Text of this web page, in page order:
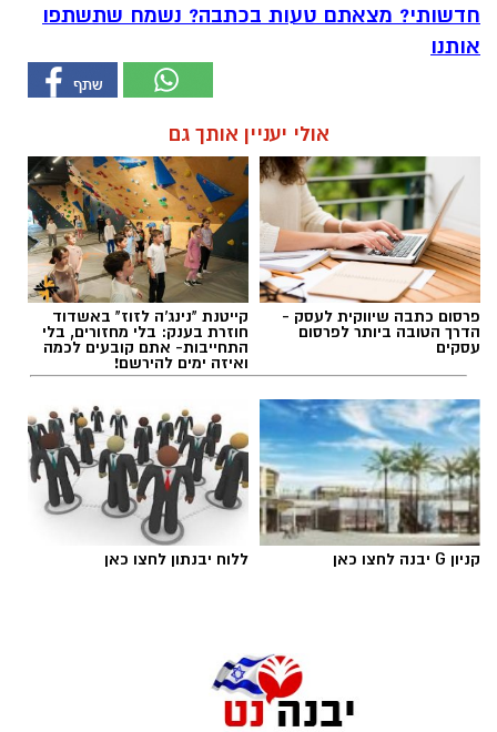
חדשותי? מצאתם טעות בכתבה? נשמח שתשתפו
אותנו
אולי יעניין אותך גם
פרסום כתבה שיווקית לעסק -
הדרך הטובה ביותר לפרסום
עסקים
קייטנת "נינג'ה לזוז" באשדוד
חוזרת בענק: בלי מחזורים, בלי
התחייבות- אתם קובעים לכמה
ואיזה ימים להירשם!
קניון G יבנה לחצו כאן ללוח יבנתון לחצו כאן